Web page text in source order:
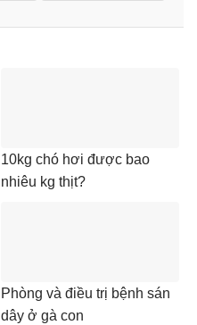
10kg chó hơi được bao
nhiêu kg thịt?
Phòng và điều trị bệnh sán
dây ở gà con